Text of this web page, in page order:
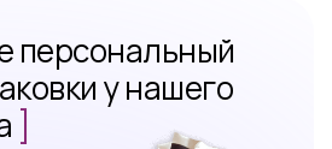
персональный
у нашего
]